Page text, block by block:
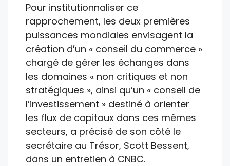
Pour institutionnaliser ce
rapprochement, les deux premières
puissances mondiales envisagent la
création d’un « conseil du commerce »
chargé de gérer les échanges dans
les domaines « non critiques et non
stratégiques », ainsi qu’un « conseil de
l’investissement » destiné à orienter
les flux de capitaux dans ces mêmes
secteurs, a précisé de son côté le
secrétaire au Trésor, Scott Bessent,
dans un entretien à CNBC.